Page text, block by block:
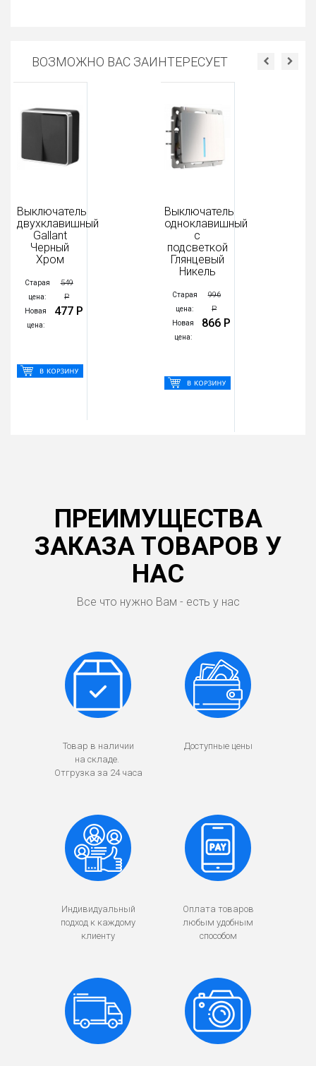
ВОЗМОЖНО ВАС ЗАИНТЕРЕСУЕТ
Выключатель
двухклавишный
Gallant
Черный
Хром
Старая
цена:
549
Р
Новая
цена:
477 Р
Выключатель
одноклавишный
с
подсветкой
Глянцевый
Никель
Старая
цена:
996
Р
Новая
цена:
866 Р
ПРЕИМУЩЕСТВА
ЗАКАЗА ТОВАРОВ У
НАС
Все что нужно Вам - есть у нас
Товар в наличии
на складе.
Отгрузка за 24 часа
Доступные цены
Индивидуальный
подход к каждому
клиенту
Оплата товаров
любым удобным
способом